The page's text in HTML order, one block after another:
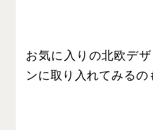
お気に入りの北欧デ
ンに取り入れてみる